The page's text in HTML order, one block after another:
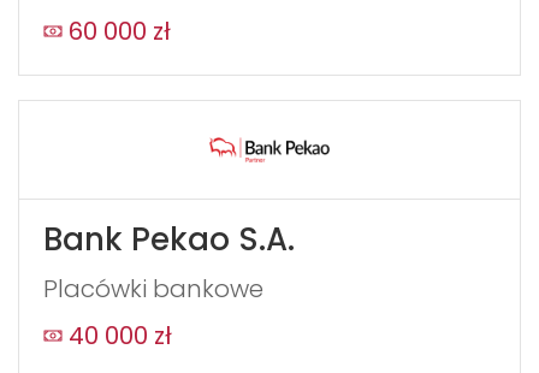
60 000 zł
Bank Pekao S.A.
Placówki bankowe
40 000 zł